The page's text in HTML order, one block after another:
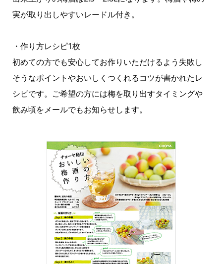
実が取り出しやすいレードル付き。
・作り方レシピ1枚
初めての方でも安心してお作りいただけるよう失敗し
そうなポイントやおいしくつくれるコツが書かれたレ
シピです。ご希望の方には梅を取り出すタイミングや
飲み頃をメールでもお知らせします。